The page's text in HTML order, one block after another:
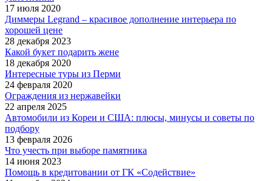
17 июля 2020
Диммеры Legrand – красивое дополнение интерьера по
хорошей цене
28 декабря 2023
Какой букет подарить жене
18 декабря 2020
Интересные туры из Перми
24 февраля 2020
Ограждения из нержавейки
22 апреля 2025
Автомобили из Кореи и США: плюсы, минусы и советы по
подбору
13 февраля 2026
Что учесть при выборе памятника
14 июня 2023
Помощь в кредитовании от ГК «Содействие»